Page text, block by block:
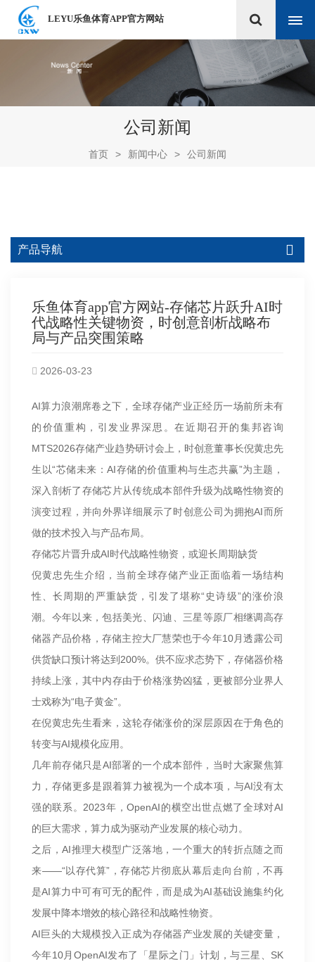
LEYU乐鱼体育APP官方网站
公司新闻
首页 > 新闻中心 > 公司新闻
产品导航
乐鱼体育app官方网站-存储芯片跃升AI时
代战略性关键物资，时创意剖析战略布
局与产品突围策略
2026-03-23
AI算力浪潮席卷之下，全球存储产业正经历一场前所未有
的价值重构，引发业界深思。在近期召开的集邦咨询
MTS2026存储产业趋势研讨会上，时创意董事长倪黄忠先
生以“芯储未来：AI存储的价值重构与生态共赢”为主题，
深入剖析了存储芯片从传统成本部件升级为战略性物资的
演变过程，并向外界详细展示了时创意公司为拥抱AI而所
做的技术投入与产品布局。
存储芯片晋升成AI时代战略性物资，或迎长周期缺货
倪黄忠先生介绍，当前全球存储产业正面临着一场结构
性、长周期的严重缺货，引发了堪称“史诗级”的涨价浪
潮。今年以来，包括美光、闪迪、三星等原厂相继调高存
储器产品价格，存储主控大厂慧荣也于今年10月透露公司
供货缺口预计将达到200%。供不应求态势下，存储器价格
持续上涨，其中内存由于价格涨势凶猛，更被部分业界人
士戏称为“电子黄金”。
在倪黄忠先生看来，这轮存储涨价的深层原因在于角色的
转变与AI规模化应用。
几年前存储只是AI部署的一个成本部件，当时大家聚焦算
力，存储更多是跟着算力被视为一个成本项，与AI没有太
强的联系。2023年，OpenAI的横空出世点燃了全球对AI
的巨大需求，算力成为驱动产业发展的核心动力。
之后，AI推理大模型广泛落地，一个重大的转折点随之而
来——“以存代算”，存储芯片彻底从幕后走向台前，不再
是AI算力中可有可无的配件，而是成为AI基础设施集约化
发展中降本增效的核心路径和战略性物资。
AI巨头的大规模投入正成为存储器产业发展的关键变量，
今年10月OpenAI发布了「星际之门」计划，与三星、SK